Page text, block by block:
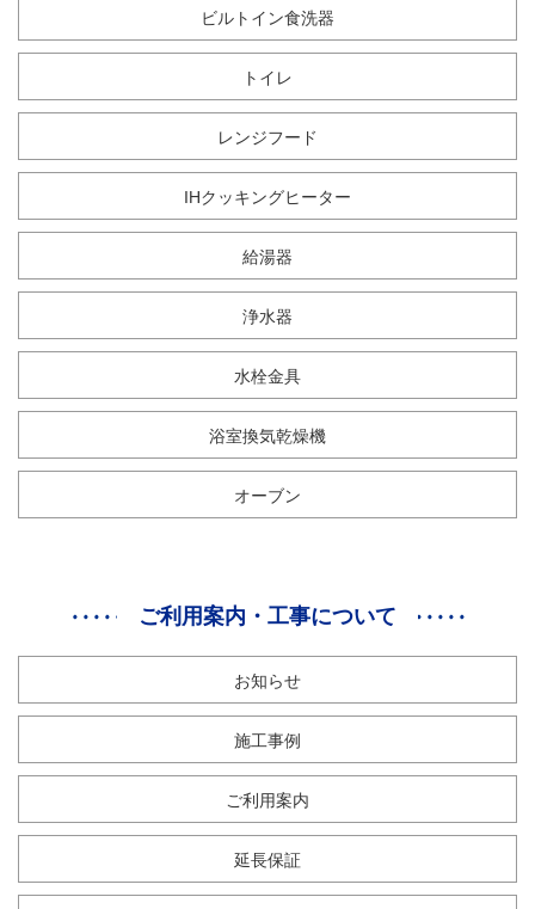
ビルトイン食洗器
トイレ
レンジフード
IHクッキングヒーター
給湯器
浄水器
水栓金具
浴室換気乾燥機
オーブン
ご利用案内・工事について
お知らせ
施工事例
ご利用案内
延長保証